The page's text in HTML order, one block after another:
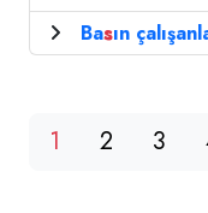
Basın
1 2 3